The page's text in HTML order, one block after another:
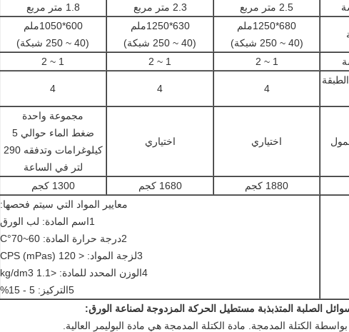
2.5 متر مربع 2.3 متر مربع 1.8 متر مربع
680*1250ملم
(40 ~ 250 شبكة)
630*1250ملم
(40 ~ 250 شبكة)
600*1050ملم
(40 ~ 250 شبكة)
1 ~ 2
1 ~ 2
1 ~ 2
4
4
4
اختياري اختياري
مجموعة واحدة
ضغط الماء حوالي 5
كيلوغرامات وتدفقه 290
لتر في الساعة
1880 كجم 1680 كجم 1300 كجم
معايير المواد التي سيتم فحصها:
1اسم المادة: لب الورق
2درجة حرارة المادة: 60~70°C
3لزجة المواد: < 120 CPS (mPas)
4الوزن المحدد للمادة: <1.1 kg/dm3
5التركيز: 5 - 15%
الصلبة المتذبذبة مستطيل الحركة المزدوجة لصناعة الورق: